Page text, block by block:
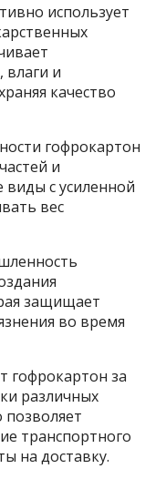
использует
влаги и
качество
гофрокартон
и
с усиленной
вес
защищает
во время
гофрокартон за
различных
транспортного
на доставку.